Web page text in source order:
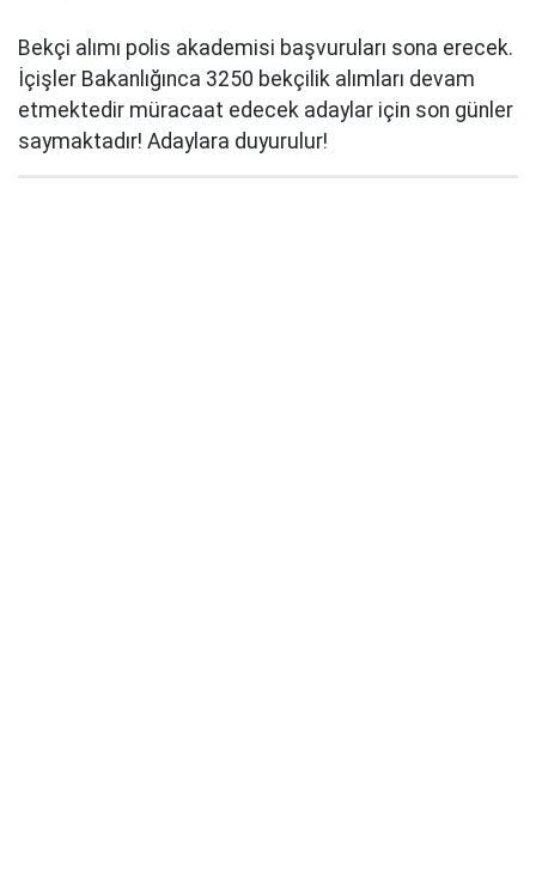
Bekçi alımı polis akademisi başvuruları sona erecek.
İçişler Bakanlığınca 3250 bekçilik alımları devam
etmektedir müracaat edecek adaylar için son günler
saymaktadır! Adaylara duyurulur!